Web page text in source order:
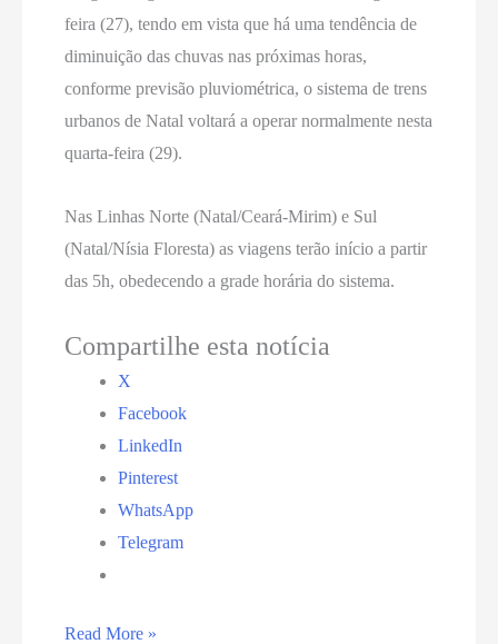
feira (27), tendo em vista que há uma tendência de
diminuição das chuvas nas próximas horas,
conforme previsão pluviométrica, o sistema de trens
urbanos de Natal voltará a operar normalmente nesta
quarta-feira (29).
Nas Linhas Norte (Natal/Ceará-Mirim) e Sul
(Natal/Nísia Floresta) as viagens terão início a partir
das 5h, obedecendo a grade horária do sistema.
Compartilhe esta notícia
X
Facebook
LinkedIn
Pinterest
WhatsApp
Telegram
Sistema
Read More »